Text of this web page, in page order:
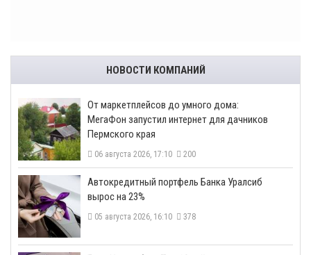
НОВОСТИ КОМПАНИЙ
От маркетплейсов до умного дома:
МегаФон запустил интернет для дачников
Пермского края
06 августа 2026, 17:10 200
​Автокредитный портфель Банка Уралсиб
вырос на 23%
05 августа 2026, 16:10 378